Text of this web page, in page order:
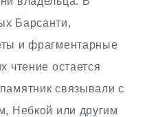
Барсанти,
и фрагментарные
чтение остается
связывали с
Небкой или другим